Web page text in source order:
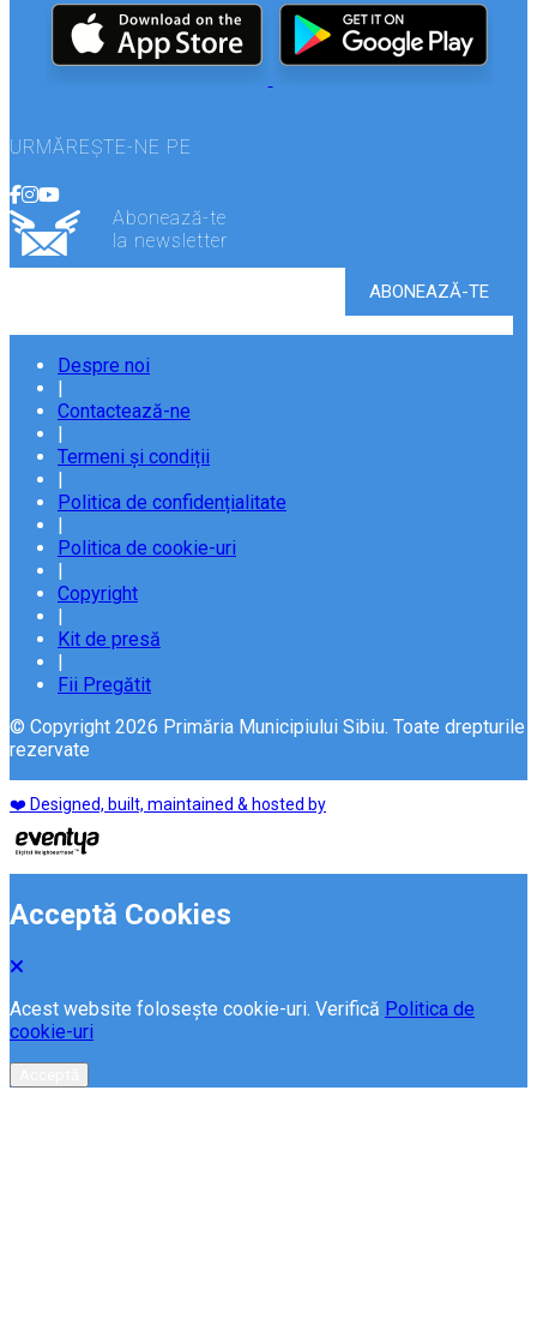
URMĂREȘTE-NE PE
Abonează-te
la newsletter
Despre noi
|
Contactează-ne
|
Termeni și condiții
|
Politica de confidențialitate
|
Politica de cookie-uri
|
Copyright
|
Kit de presă
|
Fii Pregătit
© Copyright 2026 Primăria Municipiului Sibiu. Toate drepturile
rezervate
❤️ Designed, built, maintained & hosted by
Acceptă Cookies
Acest website folosește cookie-uri. Verifică Politica de
cookie-uri